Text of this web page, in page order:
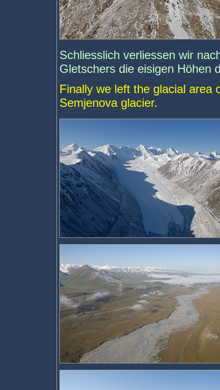
Schliesslich verliessen wir
Gletschers die eisigen Höhen
Finally we left the glacial area
Semjenova glacier.